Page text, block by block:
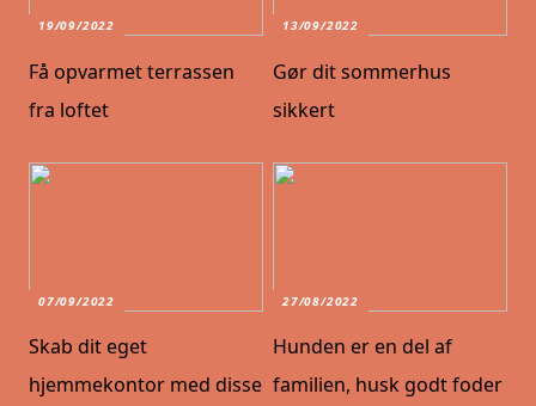
19/09/2022
Få opvarmet terrassen
fra loftet
13/09/2022
Gør dit sommerhus
sikkert
07/09/2022
Skab dit eget
hjemmekontor med disse
27/08/2022
Hunden er en del af
familien, husk godt foder